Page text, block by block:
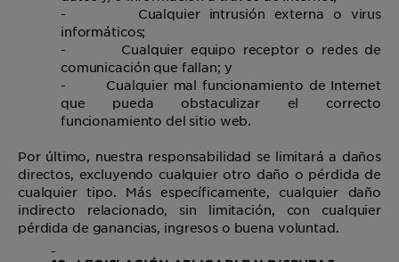
-
Cualquier intrusión externa o virus
informáticos;
-
Cualquier equipo receptor o redes de
comunicación que fallan; y
-
Cualquier mal funcionamiento de Internet
que pueda obstaculizar el correcto
funcionamiento del sitio web.
Por último, nuestra responsabilidad se limitará a daños
directos, excluyendo cualquier otro daño o pérdida de
cualquier tipo. Más específicamente, cualquier daño
indirecto relacionado, sin limitación, con cualquier
pérdida de ganancias, ingresos o buena voluntad.